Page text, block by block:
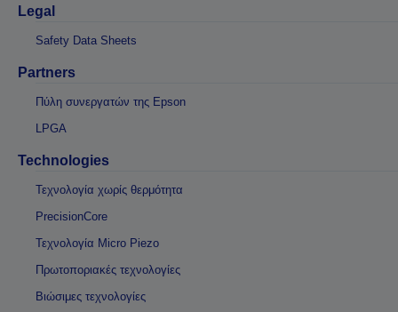
Legal
Safety Data Sheets
Partners
Πύλη συνεργατών της Epson
LPGA
Technologies
Τεχνολογία χωρίς θερμότητα
PrecisionCore
Τεχνολογία Micro Piezo
Πρωτοποριακές τεχνολογίες
Βιώσιμες τεχνολογίες